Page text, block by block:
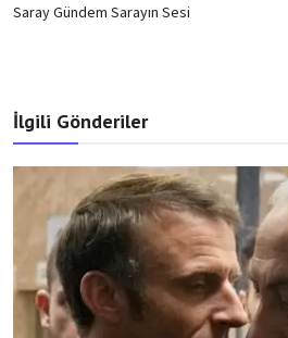
Saray Gündem Sarayın Sesi
İlgili Gönderiler